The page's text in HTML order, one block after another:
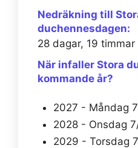
Nedräkning till
duchennesdagen:
28 dagar, 19
När infaller Stora
kommande år?
2027 - Måndag
2028 - Onsdag
2029 - Torsdag